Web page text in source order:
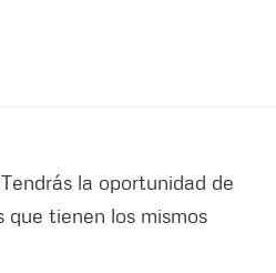
la oportunidad de
tienen los mismos